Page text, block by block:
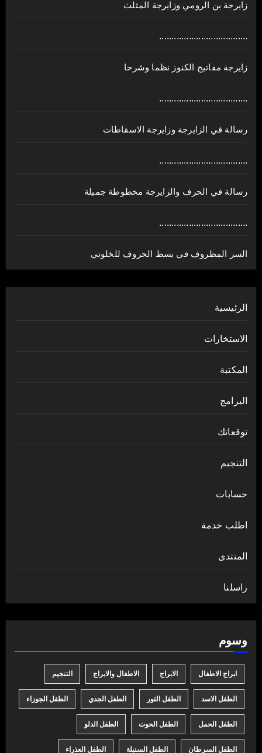
زايرجة بن الرومي وزايرجة المثلث
....................................
زايرجة مفاتيح الكنوز نظما وشرحا
....................................
رسالة في الزايرجة وزايرجة الاسقاطات
....................................
رسالة في الحرف والزايرجة مخطوطة جميلة
....................................
السر المظروف في بسط الحروف للخلوتي
الرئيسية
الاستخارات
المكتبة
البرامج
توقعاتك
التنجيم
حسابات
اطلب خدمة
المنتدى
راسلنا
وسوم
ابراج الاطفال الابراج الاطفال والابراج التنجيم
الطفل الاسد الطفل الثور الطفل الجدي الطفل الجوزاء
الطفل الحمل الطفل الحوت الطفل الدلو
الطفل السرطان الطفل السنبلة الطفل العذراء